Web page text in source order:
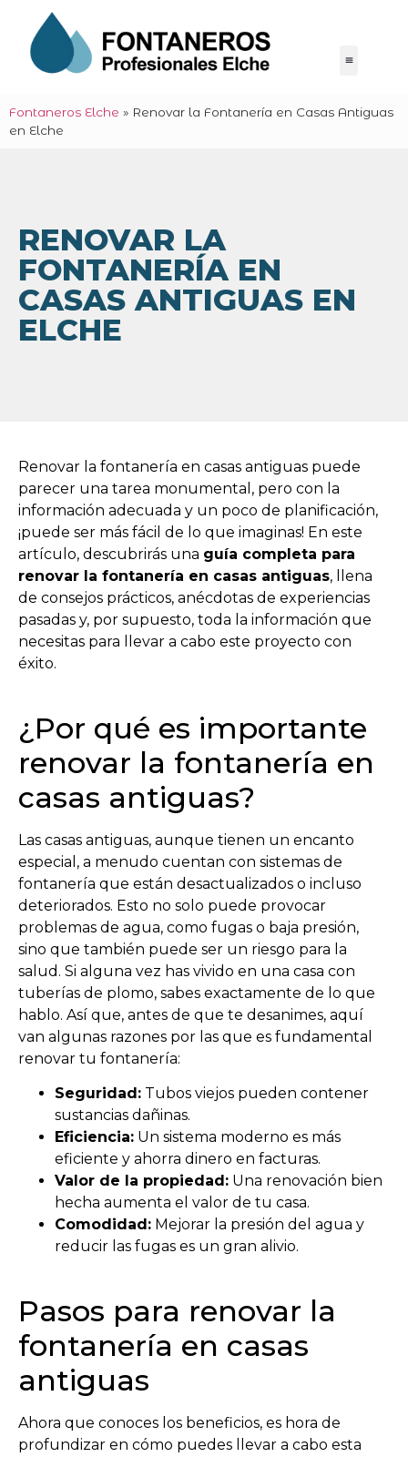
Fontaneros Elche » Renovar la Fontanería en Casas Antiguas
en Elche
RENOVAR LA
FONTANERÍA EN
CASAS ANTIGUAS EN
ELCHE
Renovar la fontanería en casas antiguas puede
parecer una tarea monumental, pero con la
información adecuada y un poco de planificación,
¡puede ser más fácil de lo que imaginas! En este
artículo, descubrirás una guía completa para
renovar la fontanería en casas antiguas, llena
de consejos prácticos, anécdotas de experiencias
pasadas y, por supuesto, toda la información que
necesitas para llevar a cabo este proyecto con
éxito.
¿Por qué es importante
renovar la fontanería en
casas antiguas?
Las casas antiguas, aunque tienen un encanto
especial, a menudo cuentan con sistemas de
fontanería que están desactualizados o incluso
deteriorados. Esto no solo puede provocar
problemas de agua, como fugas o baja presión,
sino que también puede ser un riesgo para la
salud. Si alguna vez has vivido en una casa con
tuberías de plomo, sabes exactamente de lo que
hablo. Así que, antes de que te desanimes, aquí
van algunas razones por las que es fundamental
renovar tu fontanería:
Seguridad: Tubos viejos pueden contener
sustancias dañinas.
Eficiencia: Un sistema moderno es más
eficiente y ahorra dinero en facturas.
Valor de la propiedad: Una renovación bien
hecha aumenta el valor de tu casa.
Comodidad: Mejorar la presión del agua y
reducir las fugas es un gran alivio.
Pasos para renovar la
fontanería en casas
antiguas
Ahora que conoces los beneficios, es hora de
profundizar en cómo puedes llevar a cabo esta